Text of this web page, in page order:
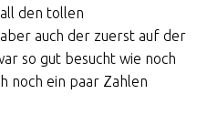
den tollen
auch der zuerst auf der
so gut besucht wie noch
noch ein paar Zahlen